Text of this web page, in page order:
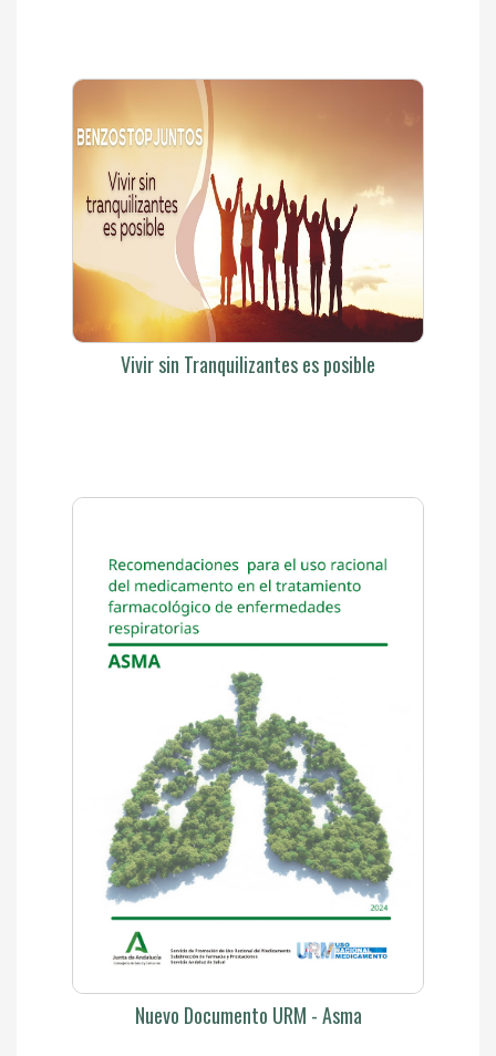
Vivir sin Tranquilizantes es posible
Nuevo Documento URM - Asma